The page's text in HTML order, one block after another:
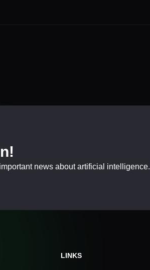
news about artificial intelligence.
LINKS